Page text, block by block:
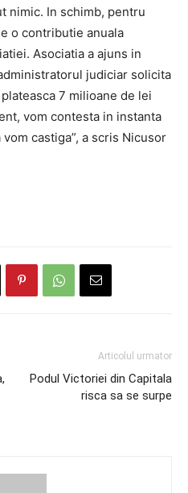
nimic. In schimb, pentru
o contributie anuala
Asociatia a ajuns in
judiciar solicita
7 milioane de lei
vom contesta in instanta
castiga”, a scris Nicusor
Articolul urmator
Podul Victoriei din Capitala
risca sa se surpe